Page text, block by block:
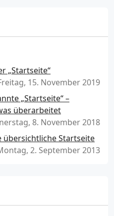
„Startseite“
15. November 2019
„Startseite“ –
überarbeitet
8. November 2018
übersichtliche Startseite
2. September 2013